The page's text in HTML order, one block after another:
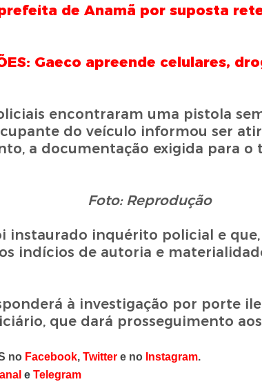
de Anamã por suposta
Gaeco apreende celulares,
encontraram uma pistola
do veículo informou ser
a documentação exigida para o
Foto: Reprodução
instaurado inquérito policial e que,
indícios de autoria e
à investigação por porte
que dará prosseguimento
no Facebook, Twittere no Instagram.
e Telegram